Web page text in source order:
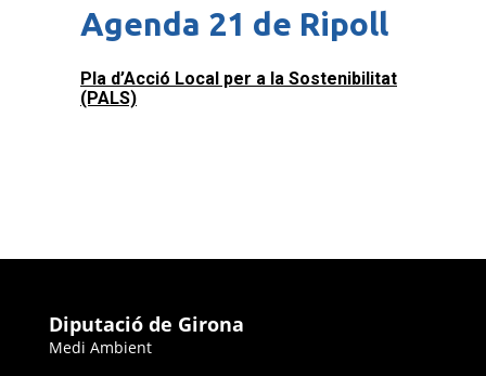
Agenda 21 de Ripoll
Pla d’Acció Local per a la Sostenibilitat
(PALS)
Diputació de Girona
Medi Ambient